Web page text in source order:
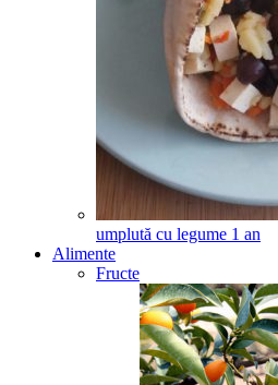
umplută cu legume 1 an
Alimente
Fructe